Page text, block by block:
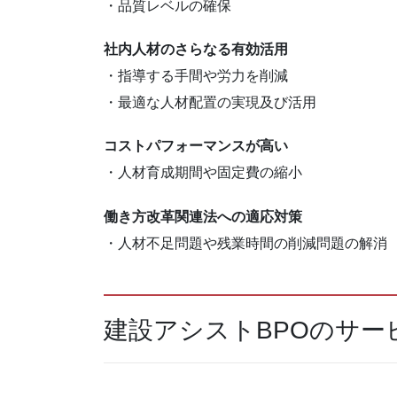
・品質レベルの確保
社内人材のさらなる有効活用
・指導する手間や労力を削減
・最適な人材配置の実現及び活用
コストパフォーマンスが高い
・人材育成期間や固定費の縮小
働き方改革関連法への適応対策
・人材不足問題や残業時間の削減問題の解消
建設アシストBPOのサー